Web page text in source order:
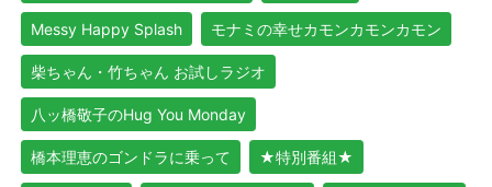
Messy Happy Splash モナミの幸せカモンカモンカモン
柴ちゃん・竹ちゃん お試しラジオ
八ッ橋敬子のHug You Monday
橋本理恵のゴンドラに乗って ★特別番組★